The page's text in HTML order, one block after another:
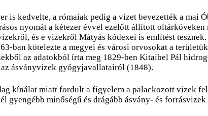
is kedvelte, a rómaiak pedig a vizet bevezették a
nyomát a kétezer évvel ezelőtt állított
és e vizekről Mátyás kódexei is említést
ban kötelezte a megyei és városi orvosokat a
az adatokból írta meg 1829-ben Kitaibel Pál
ásványvizek gyógyjavallatairól (1848).
kínálat miatt fordult a figyelem a palackozott vizek
gyengébb minőségű és drágább ásvány- és